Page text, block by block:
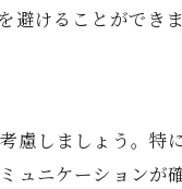
市の弁護士
避けることができ
慮しましょう。
ニケーションが